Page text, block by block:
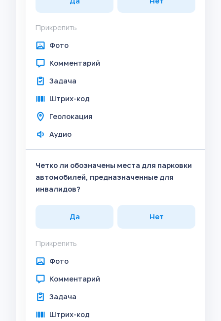
Прикрепить
Фото
Комментарий
Задача
Штрих-код
Геолокация
Аудио
Четко ли обозначены места для парковки
автомобилей, предназначенные для
инвалидов?
Да Нет
Прикрепить
Фото
Комментарий
Задача
Штрих-код